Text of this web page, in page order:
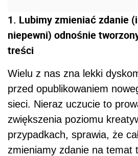
1. Lubimy zmieniać zdanie
niepewni) odnośnie
treści
Wielu z nas zna lekki
przed opublikowaniem
sieci. Nieraz uczucie to
zwiększenia poziomu
przypadkach, sprawia, że
zmieniamy zdanie na temat